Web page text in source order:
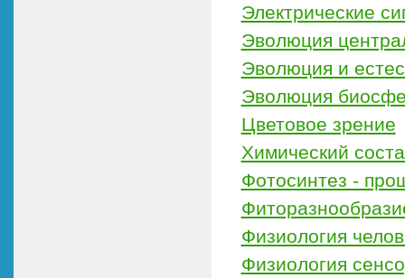
Электрические
Эволюция
Эволюция и
Эволюция
Цветовое зрение
Химический
Фотосинтез -
Физиология
Физиология